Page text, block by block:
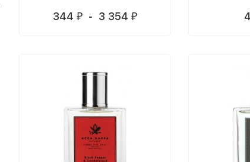
344 ₽ - 3 354 ₽